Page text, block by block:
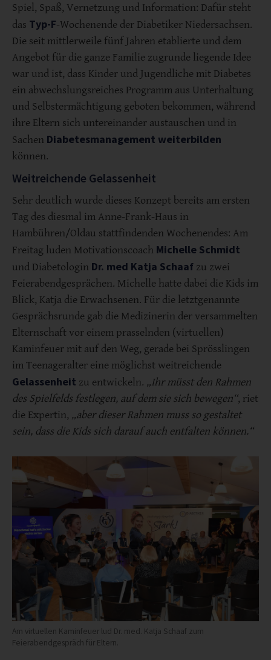
Spiel, Spaß, Vernetzung und Information: Dafür steht
das Typ-F-Wochenende der Diabetiker Niedersachsen.
Die seit mittlerweile fünf Jahren etablierte und dem
Angebot für die ganze Familie zugrunde liegende Idee
war und ist, dass Kinder und Jugendliche mit Diabetes
ein abwechslungsreiches Programm aus Unterhaltung
und Selbstermächtigung geboten bekommen, während
ihre Eltern sich untereinander austauschen und in
Sachen Diabetesmanagement weiterbilden
können.
Weitreichende Gelassenheit
Sehr deutlich wurde dieses Konzept bereits am ersten
Tag des diesmal im Anne-Frank-Haus in
Hambühren/Oldau stattfindenden Wochenendes: Am
Freitag luden Motivationscoach Michelle Schmidt
und Diabetologin Dr. med Katja Schaaf zu zwei
Feierabendgesprächen. Michelle hatte dabei die Kids im
Blick, Katja die Erwachsenen. Für die letztgenannte
Gesprächsrunde gab die Medizinerin der versammelten
Elternschaft vor einem prasselnden (virtuellen)
Kaminfeuer mit auf den Weg, gerade bei Sprösslingen
im Teenageralter eine möglichst weitreichende
Gelassenheit zu entwickeln. „Ihr müsst den Rahmen
des Spielfelds festlegen, auf dem sie sich bewegen“, riet
die Expertin, „aber dieser Rahmen muss so gestaltet
sein, dass die Kids sich darauf auch entfalten können.“
Am virtuellen Kaminfeuer lud Dr. med. Katja Schaaf zum
Feierabendgespräch für Eltern.